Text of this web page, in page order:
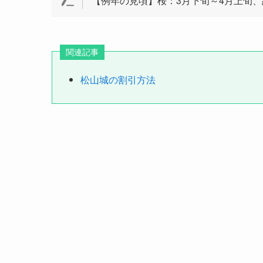
関連記事
松山城の割引方法